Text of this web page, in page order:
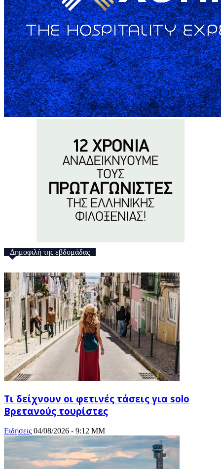
Δημοφιλή της εβδομάδας
Τι δείχνουν οι φετινές τάσεις για solo
Βρετανούς τουρίστες
Ειδησεις 04/08/2026 - 9:12 ΜΜ